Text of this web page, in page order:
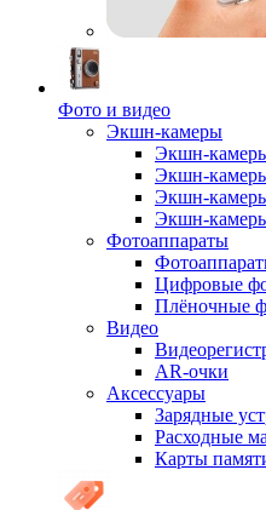
Фото и видео
Экшн-камеры
Экшн-
Экшн-
Экшн-
Экшн-
Фотоаппараты
Цифровые
Плёночные
Видео
AR-очки
Аксессуары
Зарядные
Расходные
Карты